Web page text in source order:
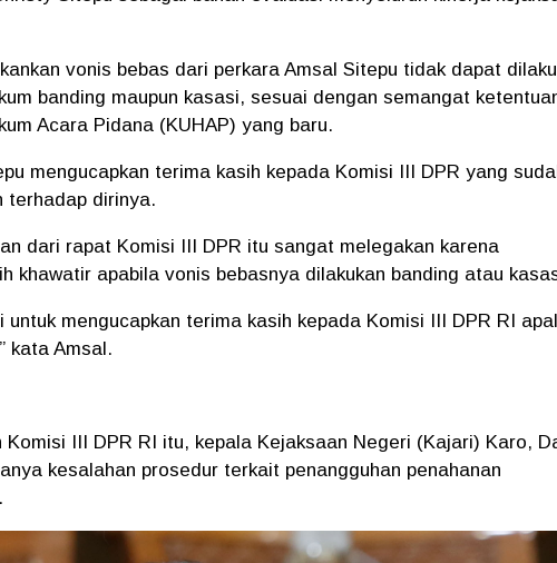
vonis bebas dari perkara Amsal Sitepu tidak dapat
banding maupun kasasi, sesuai dengan semangat
Acara Pidana (KUHAP) yang baru.
mengucapkan terima kasih kepada Komisi III DPR yang
terhadap dirinya.
dari rapat Komisi III DPR itu sangat melegakan karena
khawatir apabila vonis bebasnya dilakukan banding atau
untuk mengucapkan terima kasih kepada Komisi III DPR RI
kata Amsal.
Komisi III DPR RI itu, kepala Kejaksaan Negeri (Kajari) Karo,
kesalahan prosedur terkait penangguhan penahanan